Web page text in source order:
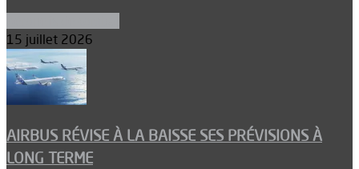
15 juillet 2026
AIRBUS RÉVISE À LA BAISSE SES PRÉVISIONS À
LONG TERME